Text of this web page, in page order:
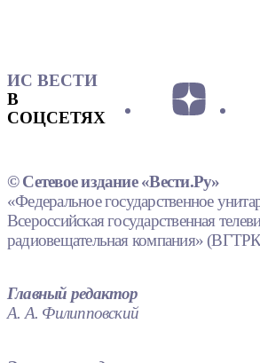
ИС ВЕСТИ
В
СОЦСЕТЯХ
© Сетевое издание «Вести.Ру»
«Федеральное государственное
Всероссийская государственная
радиовещательная компания»
Главный редактор
А. А. Филипповский